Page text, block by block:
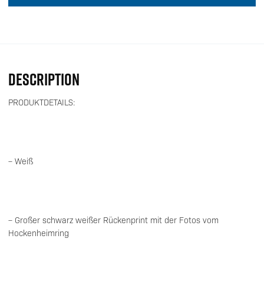
DESCRIPTION
PRODUKTDETAILS:
– Weiß
– Großer schwarz weißer Rückenprint mit der Fotos vom
Hockenheimring